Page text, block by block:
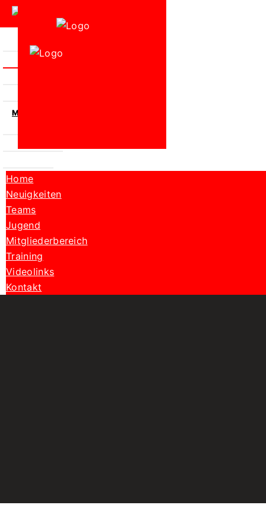
HOME
MITGLIEDERBEREICH
Home
Neuigkeiten
Teams
Jugend
Mitgliederbereich
Training
Videolinks
Kontakt